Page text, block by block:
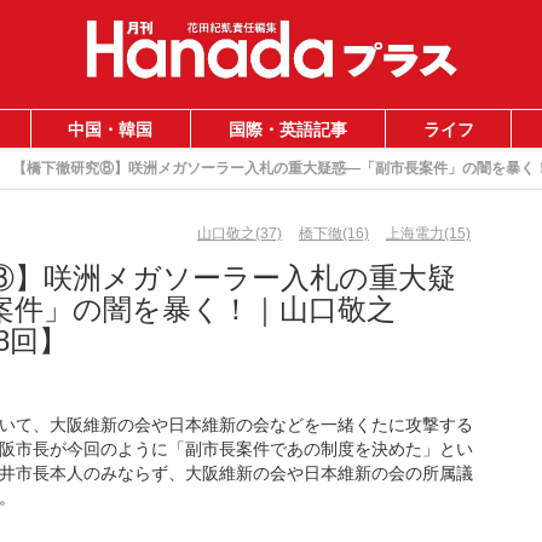
中国・韓国 国際・英語記事 ライフ
【橋下徹研究⑧】咲洲メガソーラー入札の重大疑惑―「副市長案件」の闇を暴く
山口敬之(37) 橋下徹(16) 上海電力(15)
咲洲メガソーラー入札の重大疑
」の闇を暴く！｜山口敬之
】
て、大阪維新の会や日本維新の会などを一緒くたに攻撃する
市長が今回のように「副市長案件であの制度を決めた」とい
市長本人のみならず、大阪維新の会や日本維新の会の所属議